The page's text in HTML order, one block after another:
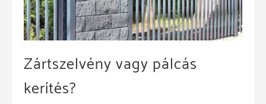
Zártszelvény vagy pálcás
kerítés?